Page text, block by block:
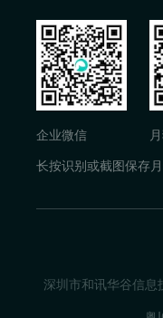
企业微信
长按识别或截图保存
深圳市和讯华谷信